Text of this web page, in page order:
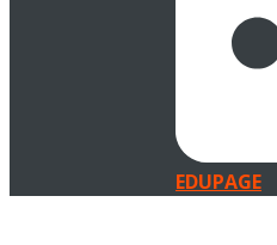
EDUPAGE